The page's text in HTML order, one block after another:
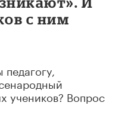
с ним
учеников? Вопрос